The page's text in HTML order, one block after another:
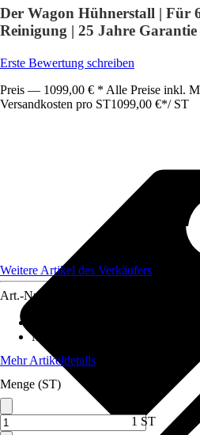
Der Wagon Hühnerstall | Für
Reinigung | 25 Jahre Garantie
Erste Bewertung schreiben
Preis — 1099,00 € * Alle Preise inkl.
Versandkosten pro ST1099,00 €*/ ST
Weitere Artikel des Verkäufers
Art.-Nr.
Material
Mehr Artikeldetails
Menge (ST)
1 ST